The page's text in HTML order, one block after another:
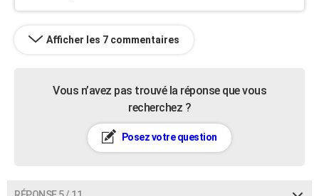
Afficher les 7 commentaires
Vous n’avez pas trouvé la réponse que vous
recherchez ?
Posez votre question